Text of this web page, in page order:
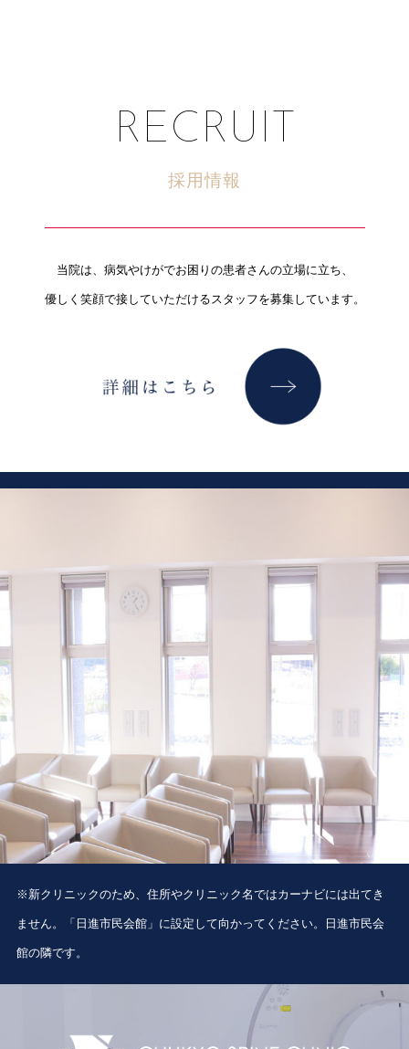
RECRUIT
採用情報
当院は、病気やけがでお困りの患者さんの立場に立ち、
優しく笑顔で接していただけるスタッフを募集しています。
※新クリニックのため、住所やクリニック名ではカーナビには出てき
ません。「日進市民会館」に設定して向かってください。日進市民会
館の隣です。